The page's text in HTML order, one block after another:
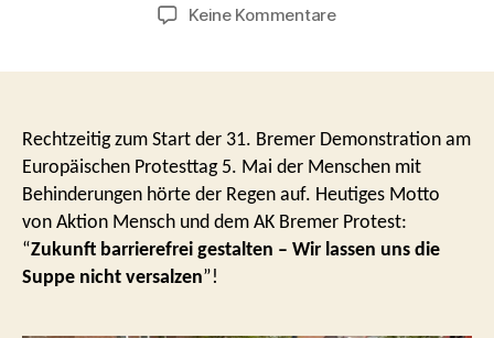
Keine Kommentarezu
Mai
Rechtzeitig zum Start der 31. Bremer Demonstration am
Europäischen Protesttag 5. Mai der Menschen mit
Behinderungen hörte der Regen auf. Heutiges Motto
von Aktion Mensch und dem AK Bremer Protest:
“Zukunft barrierefrei gestalten – Wir lassen uns die
Suppe nicht versalzen”!